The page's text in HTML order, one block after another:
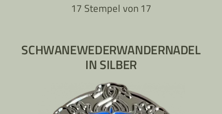
17 Stempel von17
SCHWANEWEDERWANDERNADEL
IN SILBER